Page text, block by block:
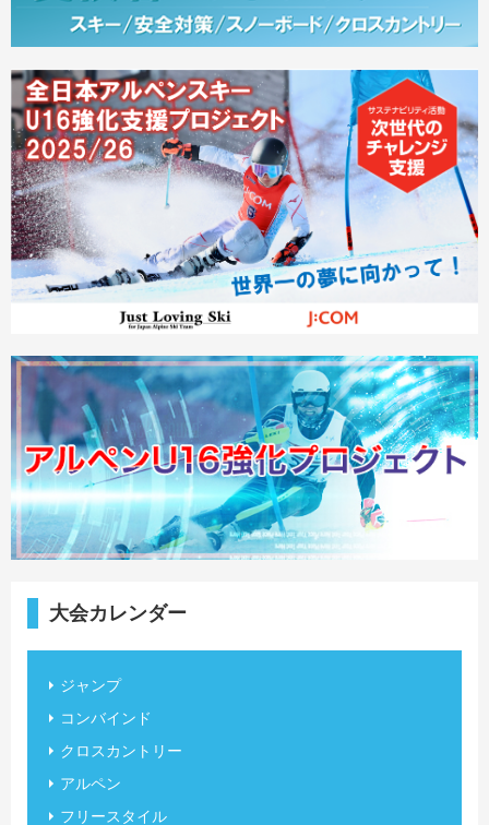
大会カレンダー
ジャンプ
コンバインド
クロスカントリー
アルペン
フリースタイル